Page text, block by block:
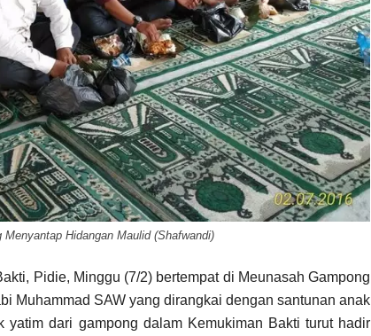
Hidangan Maulid (Shafwandi)
Pidie, Minggu (7/2) bertempat di Meunasah Gampong
Muhammad SAW yang dirangkai dengan santunan anak
yatim dari gampong dalam Kemukiman Bakti turut hadir